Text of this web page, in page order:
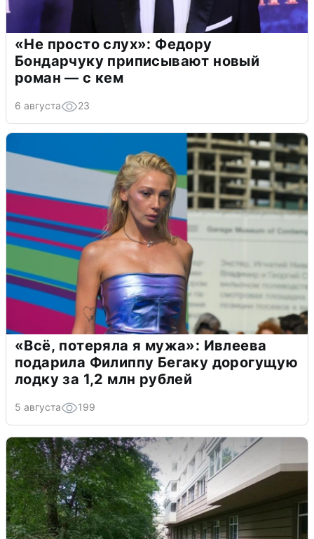
«Не просто слух»: Федору
Бондарчуку приписывают новый
роман — с кем
6 августа 23
«Всё, потеряла я мужа»: Ивлеева
подарила Филиппу Бегаку дорогущую
лодку за 1,2 млн рублей
5 августа 199